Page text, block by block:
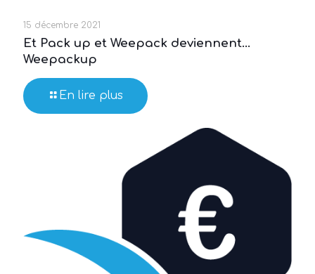
15 décembre 2021
Et Pack up et Weepack deviennent…
Weepackup
En lire plus